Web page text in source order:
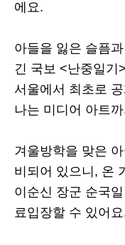
에요.
아들을 잃은 슬픔
긴 국보 <난중일기>
서울에서 최초로
나는 미디어 아트까
겨울방학을 맞은
비되어 있으니, 온
이순신 장군 순국
료입장할 수 있어